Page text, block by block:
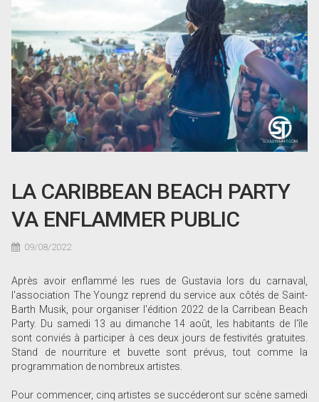
LA CARIBBEAN BEACH PARTY
VA ENFLAMMER PUBLIC
09/08/2022
Après avoir enflammé les rues de Gustavia lors du carnaval,
l'association The Youngz reprend du service aux côtés de Saint-
Barth Musik, pour organiser l'édition 2022 de la Carribean Beach
Party. Du samedi 13 au dimanche 14 août, les habitants de l'île
sont conviés à participer à ces deux jours de festivités gratuites.
Stand de nourriture et buvette sont prévus, tout comme la
programmation de nombreux artistes.
Pour commencer, cinq artistes se succéderont sur scène samedi